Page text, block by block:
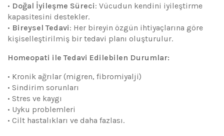
• Doğal İyileşme Süreci: Vücudun kendini iyileştirme
kapasitesini destekler.
• Bireysel Tedavi: Her bireyin özgün ihtiyaçlarına göre
kişiselleştirilmiş bir tedavi planı oluşturulur.
Homeopati ile Tedavi Edilebilen Durumlar:
• Kronik ağrılar (migren, fibromiyalji)
• Sindirim sorunları
• Stres ve kaygı
• Uyku problemleri
• Cilt hastalıkları ve daha fazlası.